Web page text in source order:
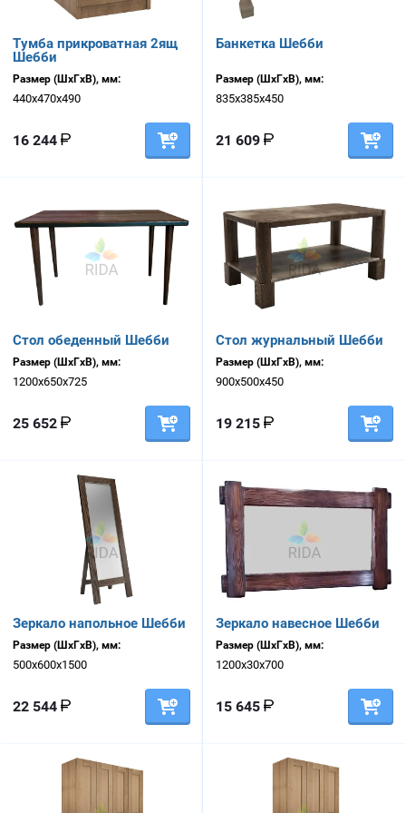
Тумба прикроватная 2ящ
Шебби
Размер (ШхГхВ), мм:
440х470х490
16 244
Банкетка Шебби
Размер (ШхГхВ), мм:
835х385х450
21 609
Стол обеденный Шебби
Размер (ШхГхВ), мм:
1200х650х725
25 652
Стол журнальный Шебби
Размер (ШхГхВ), мм:
900х500х450
19 215
Зеркало напольное Шебби
Размер (ШхГхВ), мм:
500х600х1500
22 544
Зеркало навесное Шебби
Размер (ШхГхВ), мм:
1200х30х700
15 645